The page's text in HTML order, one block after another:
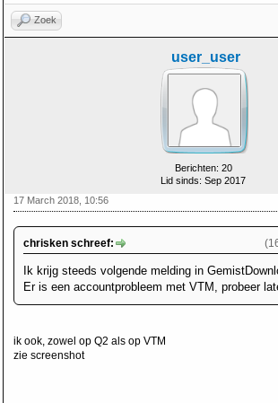
Zoek
user_user
Berichten: 20
Lid sinds: Sep 2017
17 March 2018, 10:56
chrisken schreef:
Ik krijg steeds volgende melding in
Er is een accountprobleem met VTM, probeer
ik ook, zowel op Q2 als op VTM
zie screenshot